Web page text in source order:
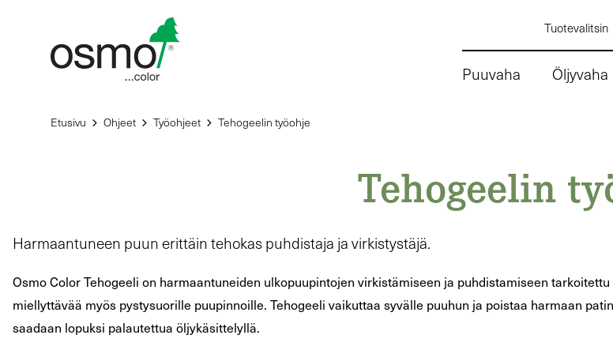
Tuotevalitsin
Puuvaha Öljyvaha
Etusivu Ohjeet Työohjeet Tehogeelin työohje
Tehogeelin
Harmaantuneen puun erittäin tehokas puhdistaja ja virkistystäjä.
Osmo Color Tehogeeli on harmaantuneiden ulkopuupintojen virkistämiseen ja puhdistamiseen
miellyttävää myös pystysuorille puupinnoille. Tehogeeli vaikuttaa syvälle puuhun ja poistaa harmaan
saadaan lopuksi palautettua öljykäsittelyllä.